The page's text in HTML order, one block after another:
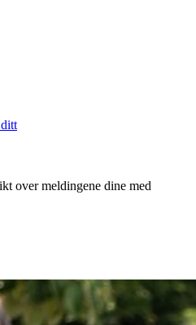
over meldingene dine med